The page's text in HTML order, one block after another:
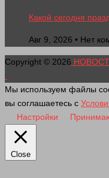
Какой сегодня
Авг 9, 2026 • Нет
Copyright © 2026
Мы используем файлы
вы соглашаетесь с
Настройки
Close